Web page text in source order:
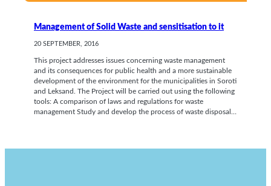
Management of Solid Waste and sensitisation to it
20 SEPTEMBER, 2016
This project addresses issues concerning waste management
and its consequences for public health and a more sustainable
development of the environment for the municipalities in Soroti
and Leksand. The Project will be carried out using the following
tools: A comparison of laws and regulations for waste
management Study and develop the process of waste disposal…